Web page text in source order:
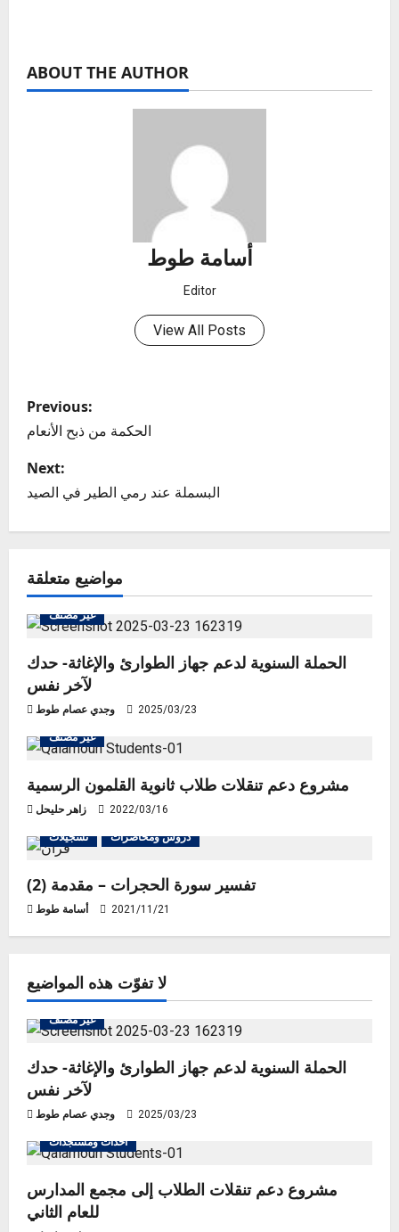
ABOUT THE AUTHOR
أسامة طوط
Editor
View All Posts
P
o
s
t
a
v
i
g
a
t
i
o
n
Previous:
الحكمة من ذبح الأنعام
Next:
البسملة عند رمي الطير في الصيد
مواضيع متعلقة
غير مصنف
الحملة السنوية لدعم جهاز الطوارئ والإغاثة- حدك
لآخر نفس
وجدي عصام طوط 2025/03/23
غير مصنف
مشروع دعم تنقلات طلاب ثانوية القلمون الرسمية
زاهر حليحل 2022/03/16
تسجيلات دروس ومحاضرات
تفسير سورة الحجرات – مقدمة (2)
أسامة طوط 2021/11/21
لا تفوّت هذه المواضيع
غير مصنف
الحملة السنوية لدعم جهاز الطوارئ والإغاثة- حدك
لآخر نفس
وجدي عصام طوط 2025/03/23
أحداث ومستجدات
مشروع دعم تنقلات الطلاب إلى مجمع المدارس
للعام الثاني